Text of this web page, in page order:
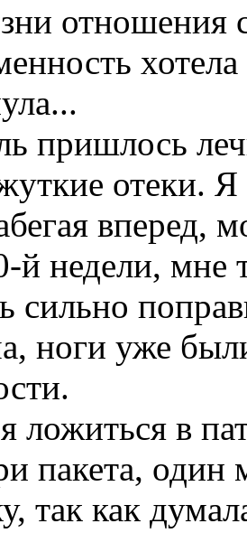
пришлось
отеки.
вперед,
й недели, мне
сильно
ноги уже
ложиться в
пакета,
так как